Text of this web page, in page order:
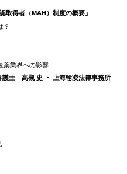
得者（MAH）制度の概要』
業界への影響
士 高槻 史 ・ 上海翰凌法律事務所